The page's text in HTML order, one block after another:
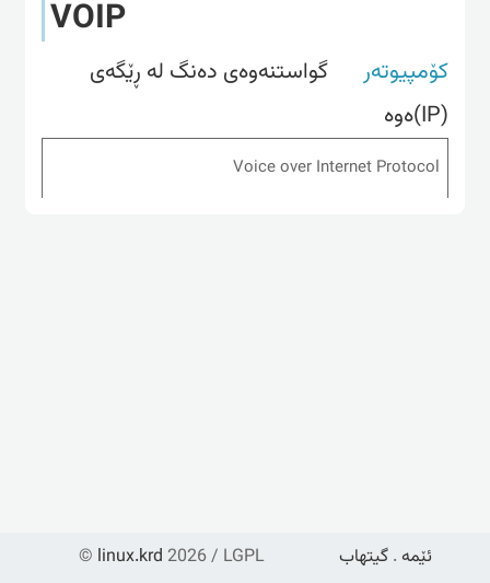
VOIP
کۆمپیوتەر
گواستنه‌وه‌ی ده‌نگ له‌ ڕێگه‌ی
(IP)ه‌وه
Voice over Internet Protocol
© linux.krd 2026 / LGPL ئێمە . گیتهاب